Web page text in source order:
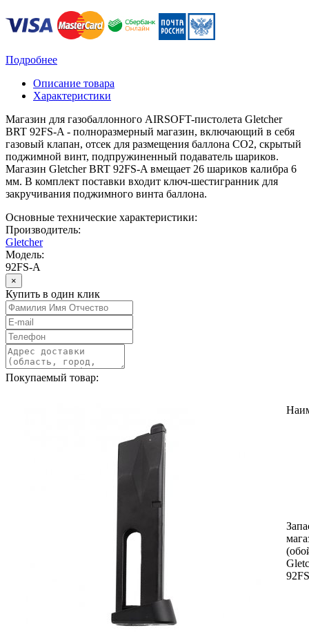
Подробнее
Описание товара
Характеристики
Магазин для газобаллонного AIRSOFT-пистолета Gletcher
BRT 92FS-A - полноразмерный магазин, включающий в себя
газовый клапан, отсек для размещения баллона СО2, скрытый
поджимной винт, подпружиненный подаватель шариков.
Магазин Gletcher BRT 92FS-A вмещает 26 шариков калибра 6
мм. В комплект поставки входит ключ-шестигранник для
закручивания поджимного винта баллона.
Основные технические характеристики:
Производитель:
Gletcher
Модель:
92FS-A
×
Купить в один клик
Покупаемый товар: